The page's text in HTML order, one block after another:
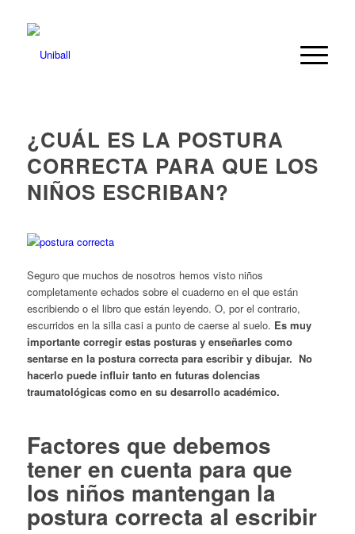
¿CUÁL ES LA POSTURA
CORRECTA PARA QUE LOS
NIÑOS ESCRIBAN?
Seguro que muchos de nosotros hemos visto niños
completamente echados sobre el cuaderno en el que están
escribiendo o el libro que están leyendo. O, por el contrario,
escurridos en la silla casi a punto de caerse al suelo. Es muy
importante corregir estas posturas y enseñarles como
sentarse en la postura correcta para escribir y dibujar. No
hacerlo puede influir tanto en futuras dolencias
traumatológicas como en su desarrollo académico.
Factores que debemos
tener en cuenta para que
los niños mantengan la
postura correcta al escribir